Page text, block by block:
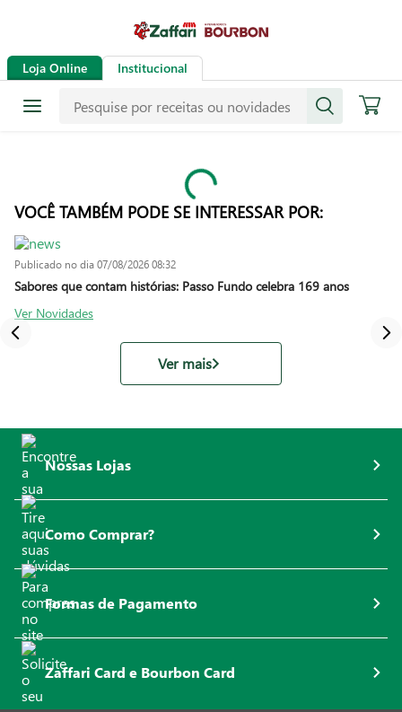
Loja Online Institucional
VOCÊ TAMBÉM PODE SE INTERESSAR POR:
Publicado no dia07/08/2026 08:32
Sabores que contam histórias: Passo Fundo celebra 169 anos
Ver Novidades
Ver mais
Nossas Lojas
Como Comprar?
Formas de Pagamento
Zaffari Card e Bourbon Card